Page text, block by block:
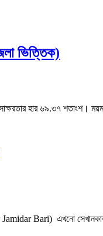
ভিত্তিক)
হার ৬৯.৩৭ শতাংশ।
Bari) এখনো